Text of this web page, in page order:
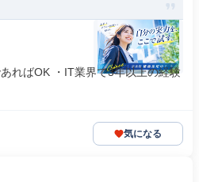
ればOK ・IT業界で3年以上の経験
気になる